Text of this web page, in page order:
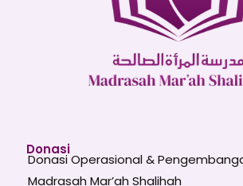
Donasi
Donasi Operasional &
Madrasah Mar’ah Shalihah